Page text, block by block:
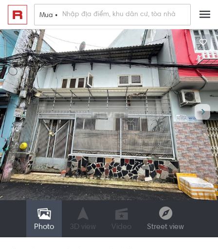
Mua •
Photo 3D view Video Street view